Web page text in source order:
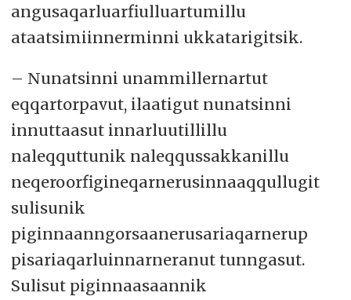
angusaqarluarfiulluartumillu
ataatsimiinnerminni ukkatarigitsik.
– Nunatsinni unammillernartut
eqqartorpavut, ilaatigut nunatsinni
innuttaasut innarluutillillu
naleqquttunik naleqqussakkanillu
neqeroorfigineqarnerusinnaaqqullugit
sulisunik
piginnaanngorsaanerusariaqarnerup
pisariaqarluinnarneranut tunngasut.
Sulisut piginnaasaannik